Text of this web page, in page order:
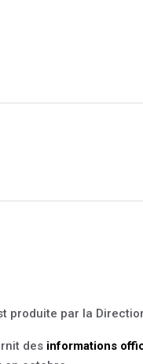
produite par la
des informations